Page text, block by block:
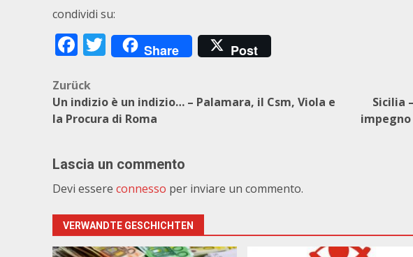
condividi su:
Facebook
Twitter
Share Post
Beitragsnavigation
Zurück
Un indizio è un indizio… – Palamara, il Csm, Viola e
la Procura di Roma
Sicilia
Lascia un commento
Devi essere connesso per inviare un commento.
VERWANDTE GESCHICHTEN